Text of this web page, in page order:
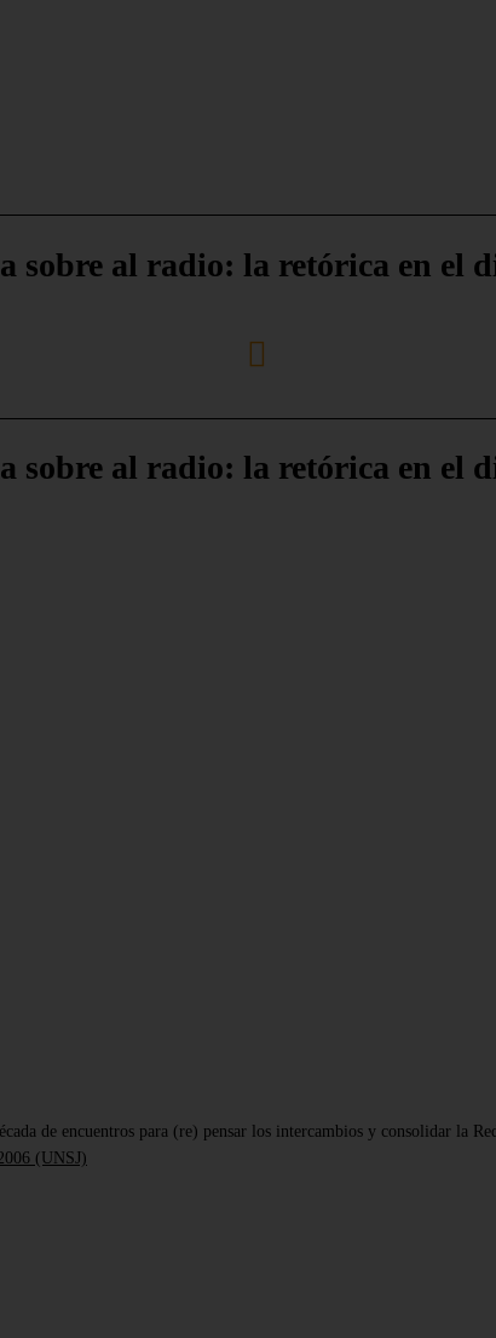
sobre al radio: la retórica en el
sobre al radio: la retórica en el
de encuentros para (re) pensar los intercambios y consolidar la
(UNSJ)